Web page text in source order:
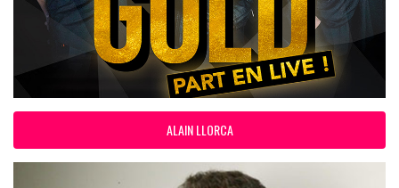
ALAIN LLORCA